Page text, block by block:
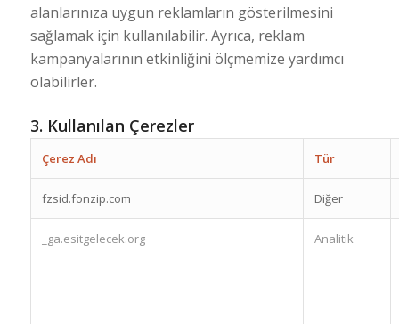
alanlarınıza uygun reklamların gösterilmesini
sağlamak için kullanılabilir. Ayrıca, reklam
kampanyalarının etkinliğini ölçmemize yardımcı
olabilirler.
3. Kullanılan Çerezler
Çerez Adı Tür
fzsid.fonzip.com Diğer
_ga.esitgelecek.org Analitik